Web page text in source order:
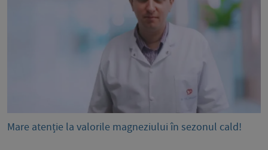
Mare atenție la valorile magneziului în sezonul cald!